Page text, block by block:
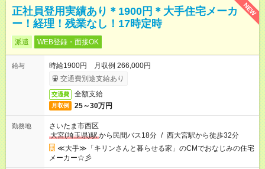
NEW
正社員登用実績あり＊1900円＊大手住宅メーカ
ー！経理！残業なし！17時定時
派遣 WEB登録・面接OK
給与
時給1900円 月収例 266,000円
交通費別途支給あり
交通費 全額支給
月収例 25～30万円
勤務地
さいたま市西区
大宮(埼玉県)駅から民間バス18分 / 西大宮駅から徒歩32分
≪大手≫「キリンさんと暮らせる家」のCMでおなじみの住宅
メーカー☆彡